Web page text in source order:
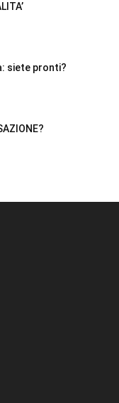
siete pronti?